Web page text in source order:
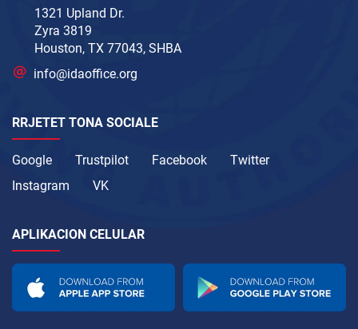
1321 Upland Dr.
Zyra 3819
Houston, TX 77043, SHBA
info@idaoffice.org
RRJETET TONA SOCIALE
Google Trustpilot Facebook
Twitter
Instagram
VK
APLIKACION CELULAR